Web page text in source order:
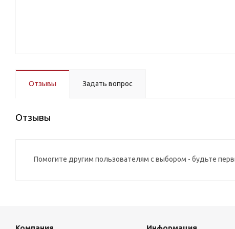
Отзывы Задать вопрос
Отзывы
Помогите другим пользователям с выбором - будьте